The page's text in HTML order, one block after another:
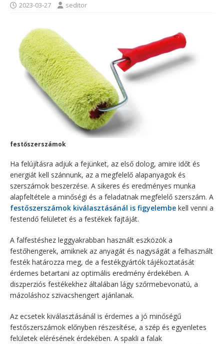
2023-03-27 seditor
festőszerszámok
Ha felújításra adjuk a fejünket, az első dolog, amire időt és
energiát kell szánnunk, az a megfelelő alapanyagok és
szerszámok beszerzése. A sikeres és eredményes munka
alapfeltétele a minőségi és a feladatnak megfelelő szerszám. A
festőszerszámok kiválasztásánál is figyelembe kell venni a
festendő felületet és a festékek fajtáját.
A falfestéshez leggyakrabban használt eszközök a
festőhengerek, amiknek az anyagát és nagyságát a felhasznált
festék határozza meg, de a festékgyártók tájékoztatását
érdemes betartani az optimális eredmény érdekében. A
diszperziós festékekhez általában lágy szőrmebevonatú, a
mázoláshoz szivacshengert ajánlanak.
Az ecsetek kiválasztásánál is érdemes a jó minőségű
festőszerszámok előnyben részesítése, a szép és egyenletes
felületek elérésének érdekében. A spakli a falak